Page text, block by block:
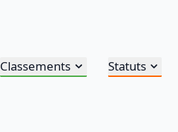
Classements Statuts